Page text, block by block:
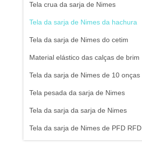
Tela crua da sarja de Nimes
Tela da sarja de Nimes da hachura
Tela da sarja de Nimes do cetim
Material elástico das calças de brim
Tela da sarja de Nimes de 10 onças
Tela pesada da sarja de Nimes
Tela da sarja da sarja de Nimes
Tela da sarja de Nimes de PFD RFD